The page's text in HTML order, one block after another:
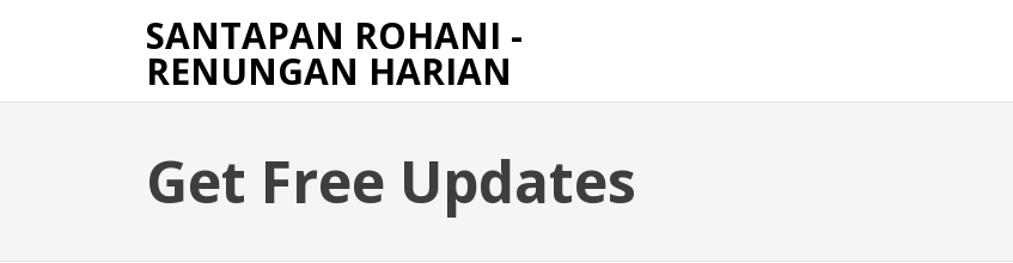
SANTAPAN ROHANI -
RENUNGAN HARIAN
Get Free Updates